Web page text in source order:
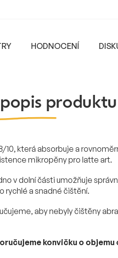
HODNOCENÍ
produktu
10, která absorbuje a
mikropěny pro latte art.
v dolní části umožňuje
rychlé a snadné čištění.
aby nebyly čištěny
konvičku o objemu